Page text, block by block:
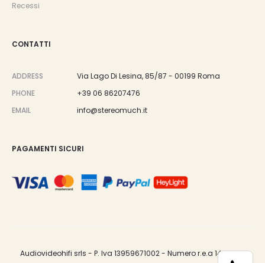
Recessi
CONTATTI
ADDRESS
Via Lago Di Lesina, 85/87 - 00199 Roma
PHONE
+39 06 86207476
EMAIL
info@stereomuch.it
PAGAMENTI SICURI
Audiovideohifi srls - P. Iva 13959671002 - Numero r.e.a 1487033.